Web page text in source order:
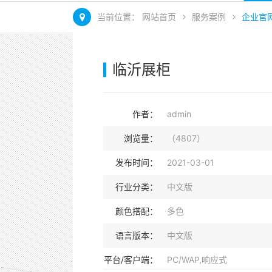
当前位置： 网站首页 服务案例 企业官
临沂展柜
作者： admin
浏览量： （4807）
发布时间： 2021-03-01
行业分类： 中文版
颜色搭配： 多色
语言版本： 中文版
平台/客户端： PC/WAP,响应式